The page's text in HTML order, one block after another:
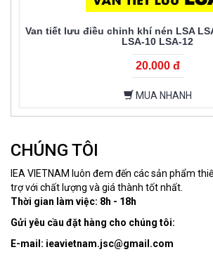
Van tiết lưu điều chỉnh khí nén LSA
LSA-10 LSA-12
20.000 đ
MUA NHANH
CHÚNG TÔI
IEA VIETNAM luôn đem đến các sản phẩm
trợ với chất lượng và giá thành tốt nhất.
Thời gian làm việc: 8h - 18h
Gửi yêu cầu đặt hàng cho chúng tôi:
E-mail: ieavietnam.jsc@gmail.com